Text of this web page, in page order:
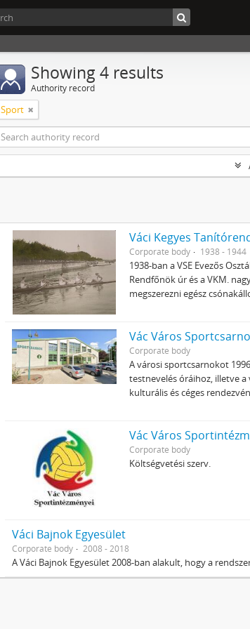
Showing 4 results
Authority record
Sport
Váci Kegyes
Corporate body 1938 - 1944
1938-ban a VSE Evezős
Rendfőnök úr és a VKM.
megszerezni egész
Vác Város
Corporate body
A városi sportcsarnokot
testnevelés óráihoz, illetve
kulturális és céges
Vác Város
Corporate body
Költségvetési szerv.
Váci Bajnok Egyesület
Corporate body 2008 - 2018
A Váci Bajnok Egyesület 2008-ban alakult, hogy a